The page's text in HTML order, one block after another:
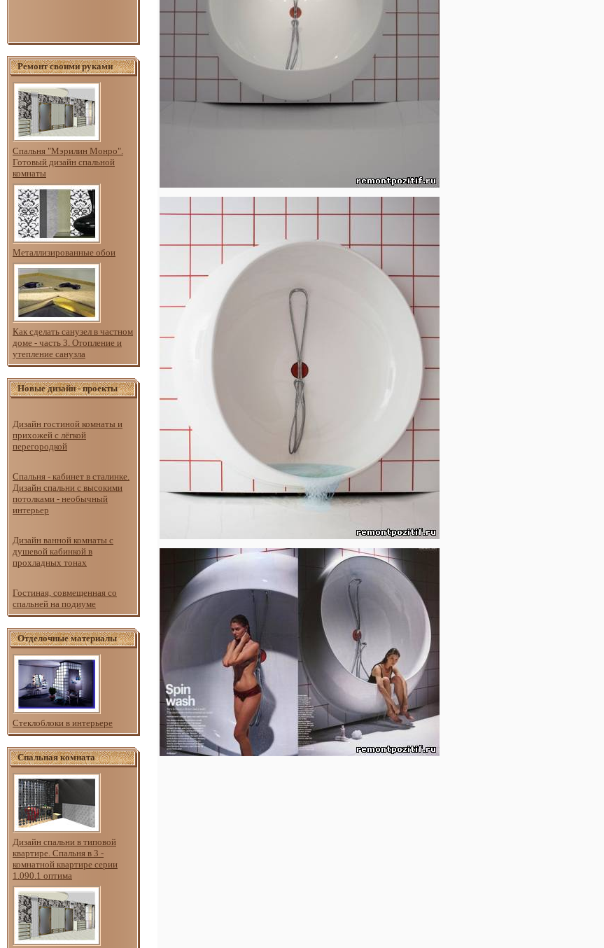
Ремонт своими руками
Спальня "Мэрилин Монро".
Готовый дизайн спальной
комнаты
Металлизированные обои
Как сделать санузел в частном
доме - часть 3. Отопление и
утепление санузла
Новые дизайн - проекты
Дизайн гостиной комнаты и
прихожей с лёгкой
перегородкой
Спальня - кабинет в сталинке.
Дизайн спальни с высокими
потолками - необычный
интерьер
Дизайн ванной комнаты с
душевой кабинкой в
прохладных тонах
Гостиная, совмещенная со
спальней на подиуме
Отделочные материалы
Стеклоблоки в интерьере
Спальная комната
Дизайн спальни в типовой
квартире. Спальня в 3 -
комнатной квартире серии
1.090.1 оптима